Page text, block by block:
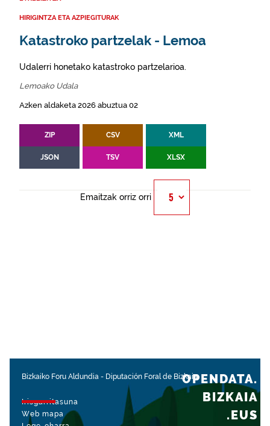
HIRIGINTZA ETA AZPIEGITURAK
Katastroko partzelak - Lemoa
Udalerri honetako katastroko partzelarioa.
Lemoako Udala
Azken aldaketa 2026 abuztua 02
ZIP CSV XML
JSON TSV XLSX
Emaitzak orriz orri
Bizkaiko Foru Aldundia - Diputación Foral de Bizkaia
Irisgarritasuna
Web mapa
OPENDATA.
BIZKAIA
.EUS